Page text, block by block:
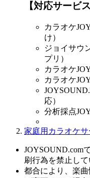
【対応サービス
カラオケ
け）
ジョイサウ
プリ）
カラオケ
カラオケ
応）
分析採点
家庭用カラオケ
JOYSOUND.com
刷行為を禁止して
都合により、楽